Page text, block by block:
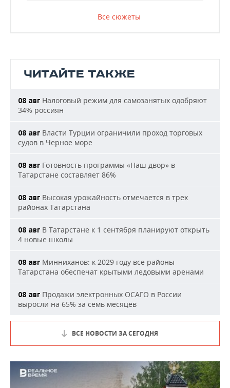
Все сюжеты
ЧИТАЙТЕ ТАКЖЕ
08 авг Налоговый режим для самозанятых одобряют
34% россиян
08 авг Власти Турции ограничили проход торговых
судов в Черное море
08 авг Готовность программы «Наш двор» в
Татарстане составляет 86%
08 авг Высокая урожайность отмечается в трех
районах Татарстана
08 авг В Татарстане к 1 сентября планируют открыть
4 новые школы
08 авг Минниханов: к 2029 году все районы
Татарстана обеспечат крытыми ледовыми аренами
08 авг Продажи электронных ОСАГО в России
выросли на 65% за семь месяцев
ВСЕ НОВОСТИ ЗА СЕГОДНЯ